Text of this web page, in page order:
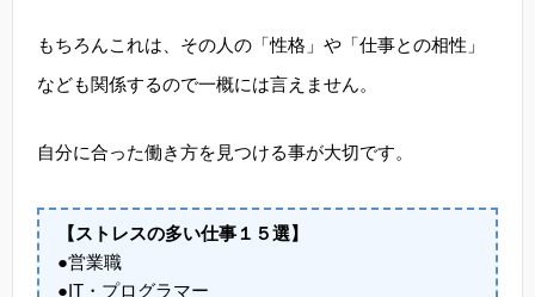
もちろんこれは、その人の「性格」や「仕事との相性」
なども関係するので一概には言えません。
自分に合った働き方を見つける事が大切です。
【ストレスの多い仕事１５選】
●営業職
●IT・プログラマー